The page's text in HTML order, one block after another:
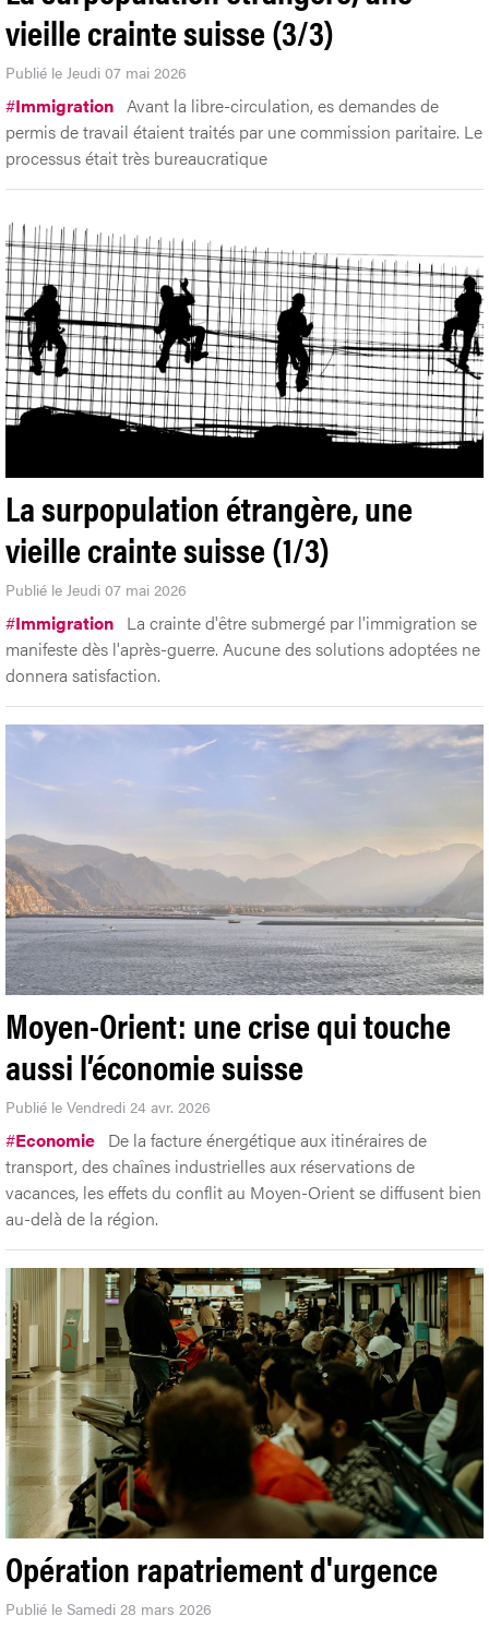
vieille crainte suisse (3/3)
Publié le Jeudi 07 mai 2026
#Immigration Avant la libre-circulation, es demandes de
permis de travail étaient traités par une commission paritaire. Le
processus était très bureaucratique
La surpopulation étrangère, une
vieille crainte suisse (1/3)
Publié le Jeudi 07 mai 2026
#Immigration La crainte d'être submergé par l'immigration se
manifeste dès l'après-guerre. Aucune des solutions adoptées ne
donnera satisfaction.
Moyen-Orient: une crise qui touche
aussi l’économie suisse
Publié le Vendredi 24 avr. 2026
#Economie De la facture énergétique aux itinéraires de
transport, des chaînes industrielles aux réservations de
vacances, les effets du conflit au Moyen-Orient se diffusent bien
au-delà de la région.
Opération rapatriement d'urgence
Publié le Samedi 28 mars 2026